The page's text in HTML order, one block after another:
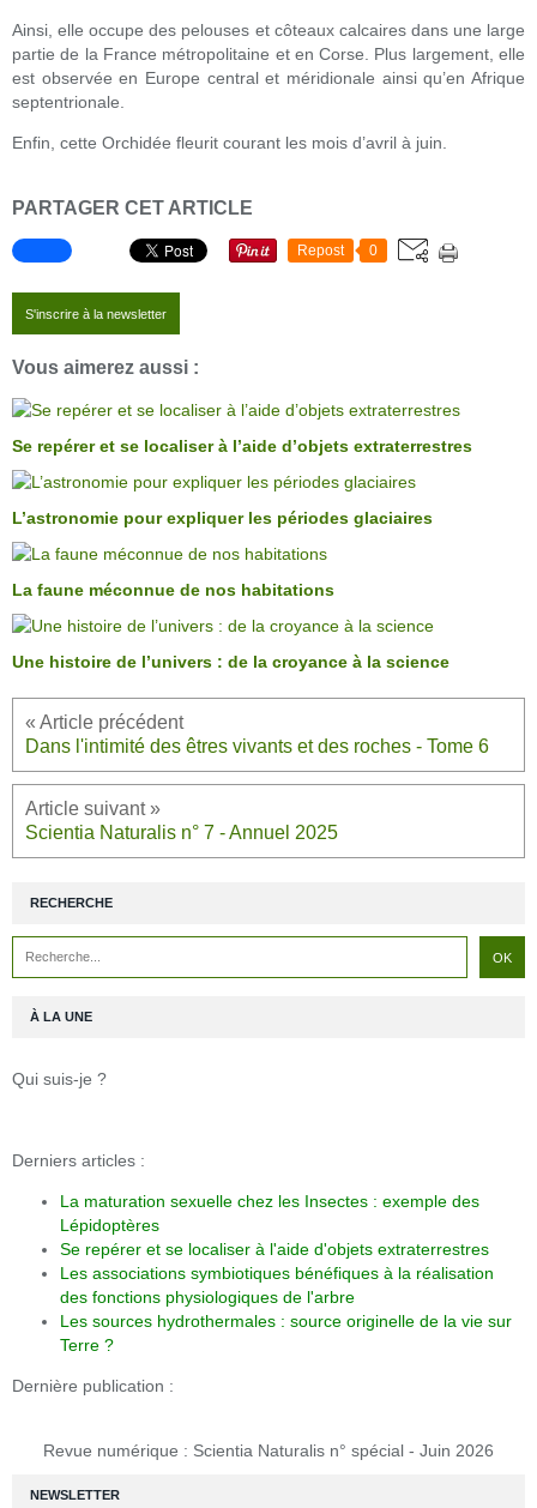
Ainsi, elle occupe des pelouses et côteaux calcaires dans une large
partie de la France métropolitaine et en Corse. Plus largement, elle
est observée en Europe central et méridionale ainsi qu’en Afrique
septentrionale.
Enfin, cette Orchidée fleurit courant les mois d’avril à juin.
PARTAGER CET ARTICLE
Repost 0
S'inscrire à la newsletter
Vous aimerez aussi :
Se repérer et se localiser à l’aide d’objets extraterrestres
L’astronomie pour expliquer les périodes glaciaires
La faune méconnue de nos habitations
Une histoire de l’univers : de la croyance à la science
Dans l'intimité des êtres vivants et des roches - Tome 6
Scientia Naturalis n° 7 - Annuel 2025
NEWSLETTER
RECHERCHE
À LA UNE
Qui suis-je ?
Derniers articles :
La maturation sexuelle chez les Insectes : exemple des
Lépidoptères
Se repérer et se localiser à l'aide d'objets extraterrestres
Les associations symbiotiques bénéfiques à la réalisation
des fonctions physiologiques de l'arbre
Les sources hydrothermales : source originelle de la vie sur
Terre ?
Dernière publication :
Revue numérique : Scientia Naturalis n° spécial - Juin 2026